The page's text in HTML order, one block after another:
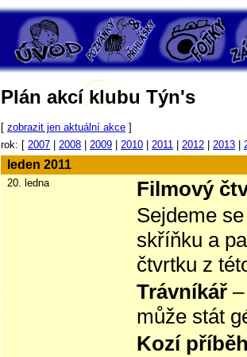
Úvod Pozvánky Fotky
Plán akcí klubu Týn's
[ zobrazit jen aktuální akce ]
rok: [ 2007 | 2008 | 2009 | 2010 | 2011 | 2012 | 2013 |
leden 2011
20. ledna
Filmový
Sejdeme
skříňku a
čtvrtku z
Trávníkář
může stát
Kozí